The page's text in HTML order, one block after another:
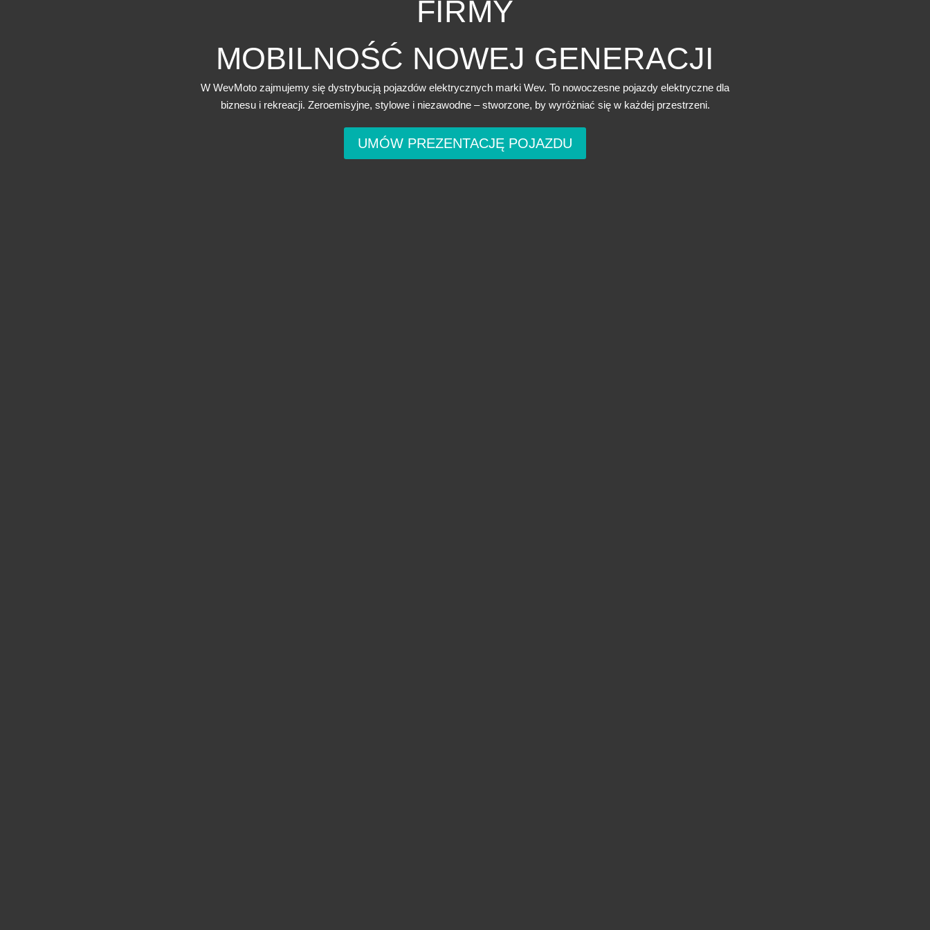
FIRMY
MOBILNOŚĆ NOWEJ GENERACJI
W WevMoto zajmujemy się dystrybucją pojazdów elektrycznych marki Wev. To nowoczesne pojazdy elektryczne dla
biznesu i rekreacji. Zeroemisyjne, stylowe i niezawodne – stworzone, by wyróżniać się w każdej przestrzeni.
UMÓW PREZENTACJĘ POJAZDU